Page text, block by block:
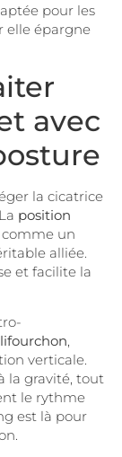
pour les
elle épargne
avec
la cicatrice
position
comme un
alliée.
et facilite la
,
verticale.
la gravité, tout
le rythme
est là pour